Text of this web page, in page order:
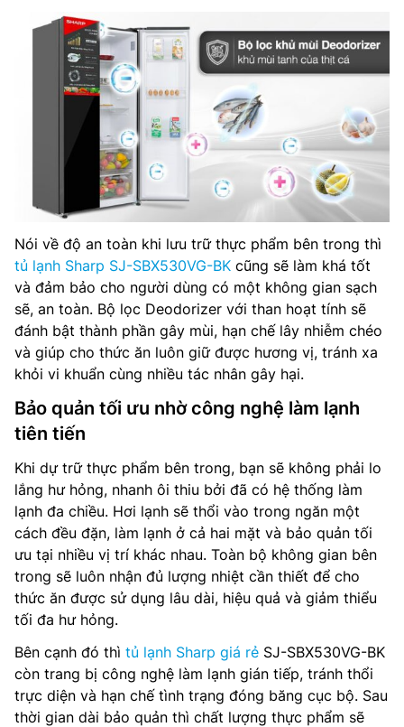
Nói về độ an toàn khi lưu trữ thực phẩm bên trong thì
tủ lạnh Sharp SJ-SBX530VG-BK cũng sẽ làm khá tốt
và đảm bảo cho người dùng có một không gian sạch
sẽ, an toàn. Bộ lọc Deodorizer với than hoạt tính sẽ
đánh bật thành phần gây mùi, hạn chế lây nhiễm chéo
và giúp cho thức ăn luôn giữ được hương vị, tránh xa
khỏi vi khuẩn cùng nhiều tác nhân gây hại.
Bảo quản tối ưu nhờ công nghệ làm lạnh
tiên tiến
Khi dự trữ thực phẩm bên trong, bạn sẽ không phải lo
lắng hư hỏng, nhanh ôi thiu bởi đã có hệ thống làm
lạnh đa chiều. Hơi lạnh sẽ thổi vào trong ngăn một
cách đều đặn, làm lạnh ở cả hai mặt và bảo quản tối
ưu tại nhiều vị trí khác nhau. Toàn bộ không gian bên
trong sẽ luôn nhận đủ lượng nhiệt cần thiết để cho
thức ăn được sử dụng lâu dài, hiệu quả và giảm thiểu
tối đa hư hỏng.
Bên cạnh đó thì tủ lạnh Sharp giá rẻ SJ-SBX530VG-BK
còn trang bị công nghệ làm lạnh gián tiếp, tránh thổi
trực diện và hạn chế tình trạng đóng băng cục bộ. Sau
thời gian dài bảo quản thì chất lượng thực phẩm sẽ